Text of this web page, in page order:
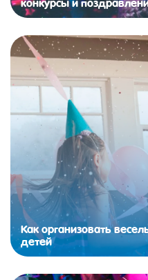
Как организовать
детей